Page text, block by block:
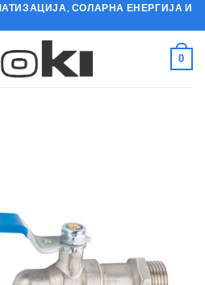
СОЛАРНА ЕНЕРГИЈА И
0